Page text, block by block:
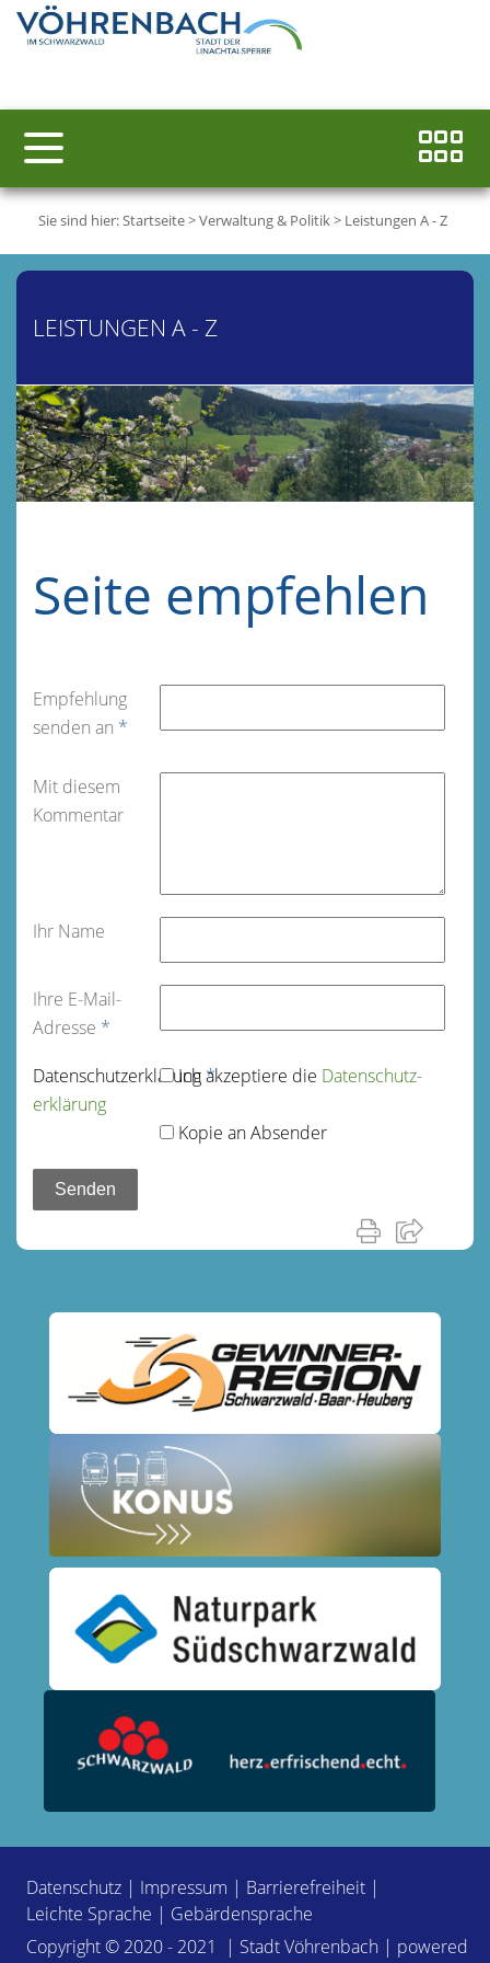
Sie sind hier:Startseite>Verwaltung & Politik> Leistungen A - Z
LEISTUNGEN A - Z
Seite empfehlen
Empfehlung
senden an *
Mit diesem
Kommentar
Ihr Name
Ihre E-Mail-
Adresse *
Datenschutz­erklärung*
Ich akzeptiere die Datenschutz­
erklärung
Kopie an Absender
Datenschutz | Impressum | Barrierefreiheit |
Leichte Sprache | Gebärdensprache
Copyright © 2020 - 2021 | Stadt Vöhrenbach | powered